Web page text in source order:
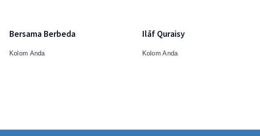
Bersama Berbeda
Kolom Anda
Ilāf Quraisy
Kolom Anda